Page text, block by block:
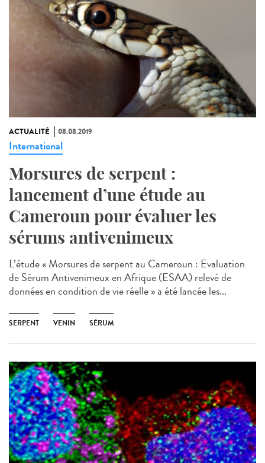
ACTUALITÉ 08.08.2019
International
Morsures de serpent :
lancement d’une étude au
Cameroun pour évaluer les
sérums antivenimeux
L’étude « Morsures de serpent au Cameroun : Evaluation
de Sérum Antivenimeux en Afrique (ESAA) relevé de
données en condition de vie réelle » a été lancée les...
SERPENT VENIN SÉRUM